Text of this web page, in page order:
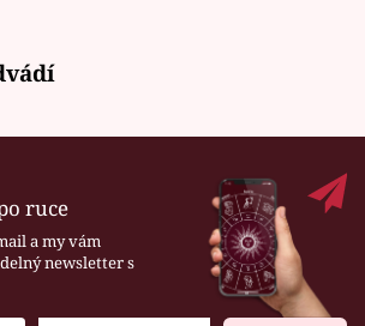
ruce
a my vám
newsletter s